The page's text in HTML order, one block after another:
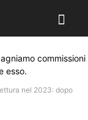
commissioni
esso.
nel 2023: dopo